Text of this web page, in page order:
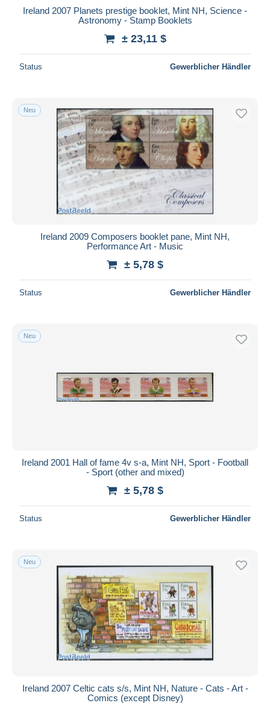
Ireland 2007 Planets prestige booklet, Mint NH, Science -
Astronomy - Stamp Booklets
± 23,11 $
Status Gewerblicher Händler
Neu
Ireland 2009 Composers booklet pane, Mint NH,
Performance Art - Music
± 5,78 $
Status Gewerblicher Händler
Neu
Ireland 2001 Hall of fame 4v s-a, Mint NH, Sport - Football
- Sport (other and mixed)
± 5,78 $
Status Gewerblicher Händler
Neu
Ireland 2007 Celtic cats s/s, Mint NH, Nature - Cats - Art -
Comics (except Disney)